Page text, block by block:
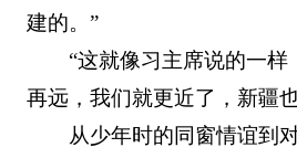
建的。”
“这就像习主席说的一样
再远，我们就更近了，新疆
从少年时的同窗情谊到